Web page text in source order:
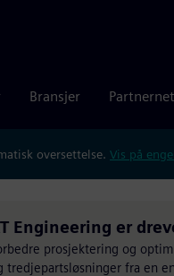
Bransjer
oversettelse. Vis på
Engineering er
prosjektering og
tredjepartsløsninger fra en